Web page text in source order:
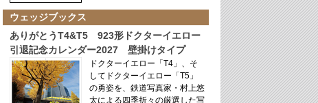
ウェッジブックス
ありがとうT4&T5 923形ドクターイエロー
引退記念カレンダー2027 壁掛けタイプ
ドクターイエロー「T4」、そ
してドクターイエロー「T5」
の勇姿を、鉄道写真家・村上悠
太による四季折々の厳選した写